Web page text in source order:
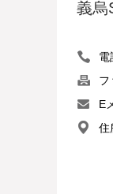
義烏
電
フ
E
住